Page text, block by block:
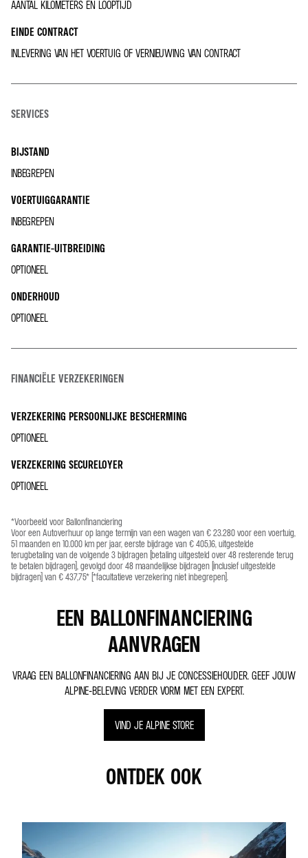
AANTAL KILOMETERS EN LOOPTIJD
EINDE CONTRACT
INLEVERING VAN HET VOERTUIG OF VERNIEUWING VAN CONTRACT
SERVICES
BIJSTAND
INBEGREPEN
VOERTUIGGARANTIE
INBEGREPEN
GARANTIE-UITBREIDING
OPTIONEEL
ONDERHOUD
OPTIONEEL
FINANCIËLE VERZEKERINGEN
VERZEKERING PERSOONLIJKE BESCHERMING
OPTIONEEL
VERZEKERING SECURELOYER
OPTIONEEL
*Voorbeeld voor Ballonfinanciering
Voor een Autoverhuur op lange termijn van een wagen van € 23.280 voor een voertuig,
51 maanden en 10.000 km per jaar, eerste bijdrage van € 405,16, uitgestelde
terugbetaling van de volgende 3 bijdragen (betaling uitgesteld over 48 resterende terug
te betalen bijdragen), gevolgd door 48 maandelijkse bijdragen (inclusief uitgestelde
bijdragen) van € 437,75* (*facultatieve verzekering niet inbegrepen).
EEN BALLONFINANCIERING
AANVRAGEN
VRAAG EEN BALLONFINANCIERING AAN BIJ JE CONCESSIEHOUDER. GEEF JOUW
ALPINE-BELEVING VERDER VORM MET EEN EXPERT.
VIND JE ALPINE STORE
ONTDEK OOK